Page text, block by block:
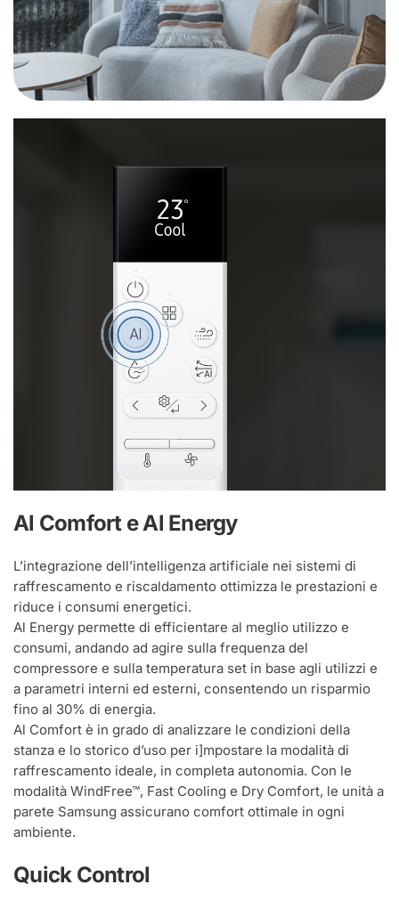
Al Comfort e Al Energy
L’integrazione dell’intelligenza artificiale nei sistemi di
raffrescamento e riscaldamento ottimizza le prestazioni e
riduce i consumi energetici.
Al Energy permette di efficientare al meglio utilizzo e
consumi, andando ad agire sulla frequenza del
compressore e sulla temperatura set in base agli utilizzi e
a parametri interni ed esterni, consentendo un risparmio
fino al 30% di energia.
Al Comfort è in grado di analizzare le condizioni della
stanza e lo storico d’uso per i]mpostare la modalità di
raffrescamento ideale, in completa autonomia. Con le
modalità WindFree™, Fast Cooling e Dry Comfort, le unità a
parete Samsung assicurano comfort ottimale in ogni
ambiente.
Quick Control